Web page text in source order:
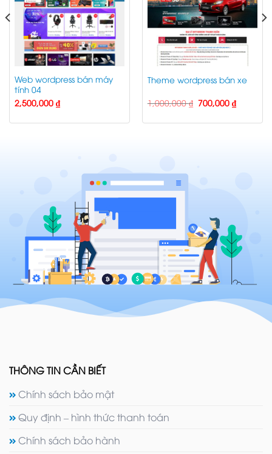
Web wordpress bán máy
tính 04
2,500,000 ₫
Theme wordpress bán xe
1,000,000₫ Giá
gốc
1,000,000 ₫.
700,000 ₫Giá
hiện
là:
THÔNG TIN CẦN BIẾT
Chính sách bảo mật
Quy định – hình thức thanh toán
Chính sách bảo hành